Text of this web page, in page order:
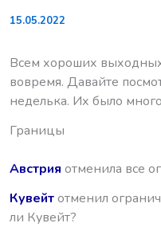
15.05.2022
Всем хороших
вовремя. Давайте
неделька. Их было
Границы
Австрия отменила все
Кувейтотменил
ли Кувейт?